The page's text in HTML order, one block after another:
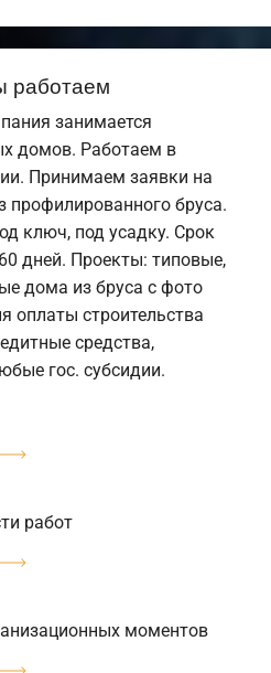
работаем
занимается
домов. Работаем в
Принимаем заявки на
профилированного бруса.
ключ, под усадку. Срок
дней. Проекты: типовые,
дома из бруса с фото
оплаты строительства
средства,
гос. субсидии.
работ
моментов